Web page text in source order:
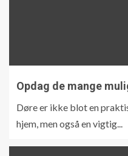
Opdag de mange
Døre er ikke blot en
hjem, men også en vigtig...